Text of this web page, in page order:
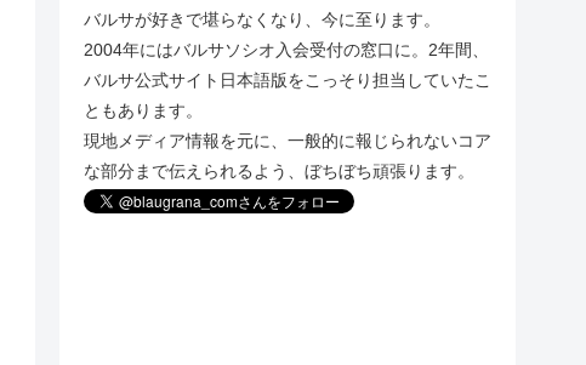
バルサが好きで堪らなくなり、今に至ります。
2004年にはバルサソシオ入会受付の窓口に。2年間、
バルサ公式サイト日本語版をこっそり担当していたこ
ともあります。
現地メディア情報を元に、一般的に報じられないコア
な部分まで伝えられるよう、ぼちぼち頑張ります。